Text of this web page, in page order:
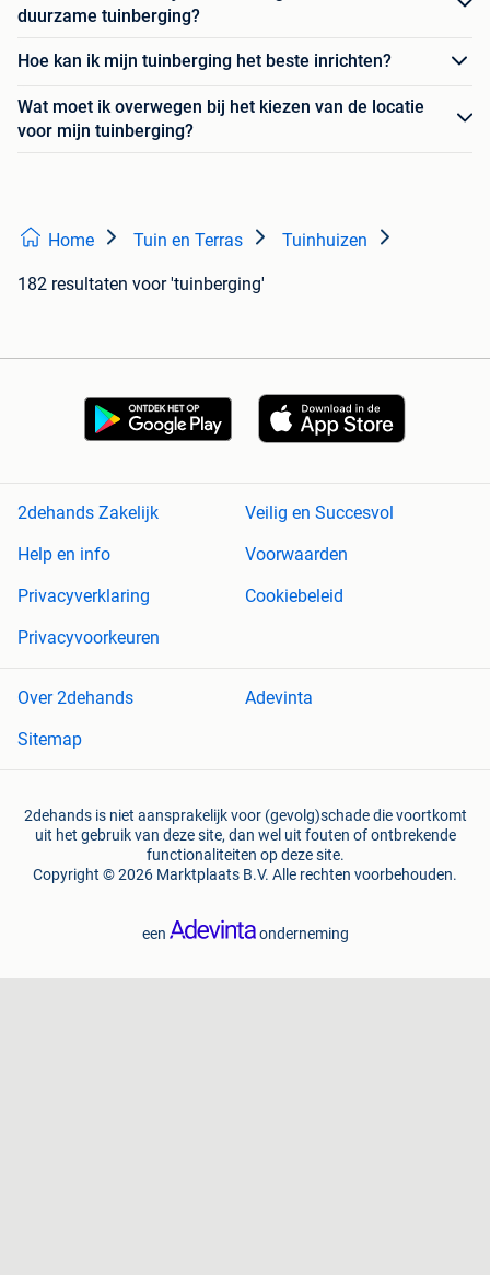
duurzame tuinberging?
Hoe kan ik mijn tuinberging het beste inrichten?
Wat moet ik overwegen bij het kiezen van de locatie
voor mijn tuinberging?
Home Tuin en Terras Tuinhuizen
182 resultaten voor 'tuinberging'
2dehands Zakelijk
Veilig en Succesvol
Help en info
Voorwaarden
Privacyverklaring
Cookiebeleid
Privacyvoorkeuren
Over 2dehands
Adevinta
Sitemap
2dehands is niet aansprakelijk voor (gevolg)schade die voortkomt
uit het gebruik van deze site, dan wel uit fouten of ontbrekende
functionaliteiten op deze site.
Copyright © 2026 Marktplaats B.V. Alle rechten voorbehouden.
een onderneming